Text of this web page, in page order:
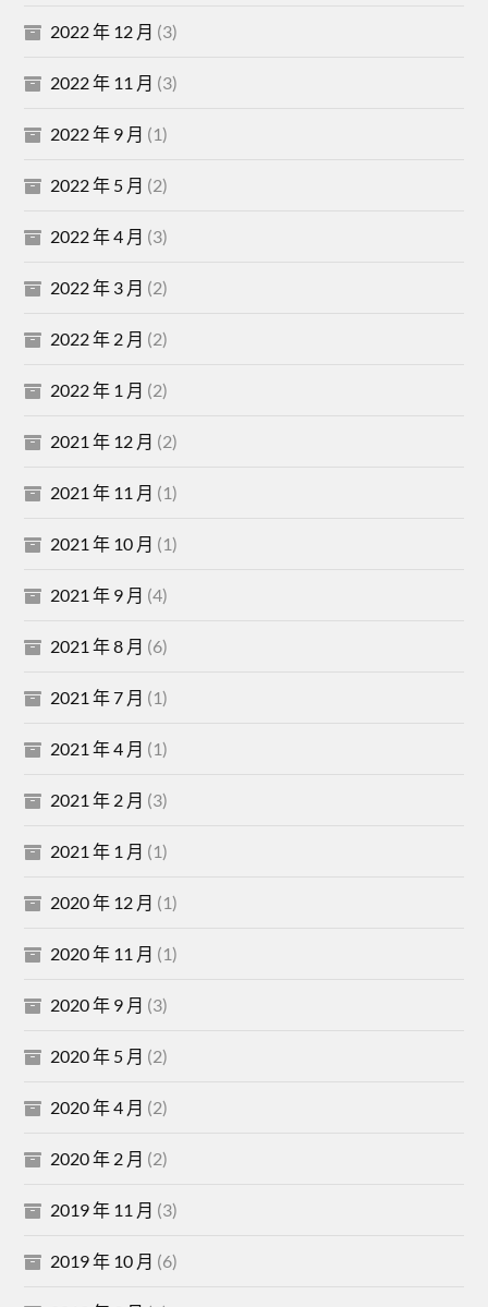
2022 年 12 月 (3)
2022 年 11 月 (3)
2022 年 9 月 (1)
2022 年 5 月 (2)
2022 年 4 月 (3)
2022 年 3 月 (2)
2022 年 2 月 (2)
2022 年 1 月 (2)
2021 年 12 月 (2)
2021 年 11 月 (1)
2021 年 10 月 (1)
2021 年 9 月 (4)
2021 年 8 月 (6)
2021 年 7 月 (1)
2021 年 4 月 (1)
2021 年 2 月 (3)
2021 年 1 月 (1)
2020 年 12 月 (1)
2020 年 11 月 (1)
2020 年 9 月 (3)
2020 年 5 月 (2)
2020 年 4 月 (2)
2020 年 2 月 (2)
2019 年 11 月 (3)
2019 年 10 月 (6)